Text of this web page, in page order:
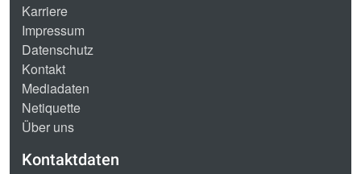
Karriere
Impressum
Datenschutz
Kontakt
Mediadaten
Netiquette
Über uns
Kontaktdaten